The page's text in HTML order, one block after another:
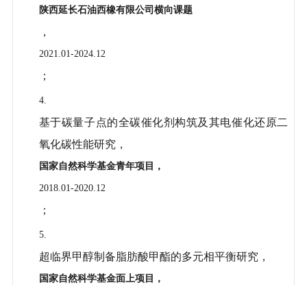
陕西延长石油西橡有限公司横向课题
，
2021.01-2024.12
；
4.
基于碳量子点的全碳催化剂构筑及其电催化还原二
氧化碳性能研究，
国家自然科学基金青年项目，
2018.01-2020.12
；
5.
超临界甲醇制备脂肪酸甲酯的多元相平衡研究，
国家自然科学基金面上项目，